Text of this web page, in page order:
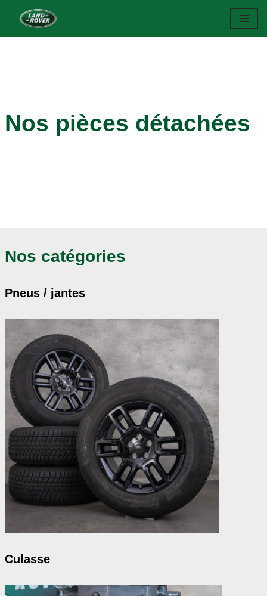
Nos pièces détachées
Nos catégories
Pneus / jantes
Culasse